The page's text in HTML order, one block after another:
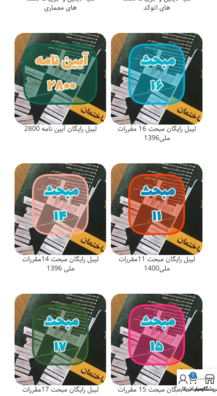
های اتوکد های معماری
لیبل رایگان مبحث 16 مقررات
ملی1396
لیبل رایگان آیین نامه 2800
لیبل رایگان مبحث 11مقررات
ملی1400
لیبل رایگان مبحث 14مقررات
ملی 1396
لیبل رایگان مبحث 15 مقررات لیبل رایگان مبحث 17مقررات سایدبار
0
سبد خرید
حساب کاربری من